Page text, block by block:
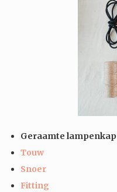
Geraamte lampenkap
Touw
Snoer
Fitting